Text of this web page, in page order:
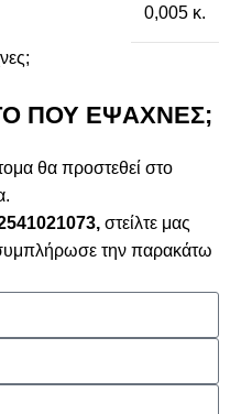
0,005 κ.
ΠΟΥ ΕΨΑΧΝΕΣ;
θα προστεθεί στο
στείλτε μας
την παρακάτω